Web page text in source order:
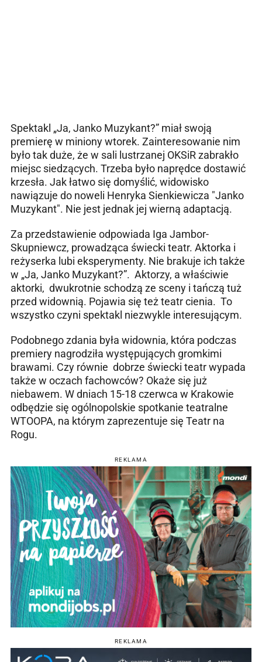
Spektakl „Ja, Janko Muzykant?” miał swoją
premierę w miniony wtorek. Zainteresowanie nim
było tak duże, że w sali lustrzanej OKSiR zabrakło
miejsc siedzących. Trzeba było naprędce dostawić
krzesła. Jak łatwo się domyślić, widowisko
nawiązuje do noweli Henryka Sienkiewicza "Janko
Muzykant". Nie jest jednak jej wierną adaptacją.
Za przedstawienie odpowiada Iga Jambor-
Skupniewcz, prowadząca świecki teatr. Aktorka i
reżyserka lubi eksperymenty. Nie brakuje ich także
w „Ja, Janko Muzykant?”. Aktorzy, a właściwie
aktorki, dwukrotnie schodzą ze sceny i tańczą tuż
przed widownią. Pojawia się też teatr cienia. To
wszystko czyni spektakl niezwykle interesującym.
Podobnego zdania była widownia, która podczas
premiery nagrodziła występujących gromkimi
brawami. Czy równie dobrze świecki teatr wypada
także w oczach fachowców? Okaże się już
niebawem. W dniach 15-18 czerwca w Krakowie
odbędzie się ogólnopolskie spotkanie teatralne
WTOOPA, na którym zaprezentuje się Teatr na
Rogu.
REKLAMA
REKLAMA